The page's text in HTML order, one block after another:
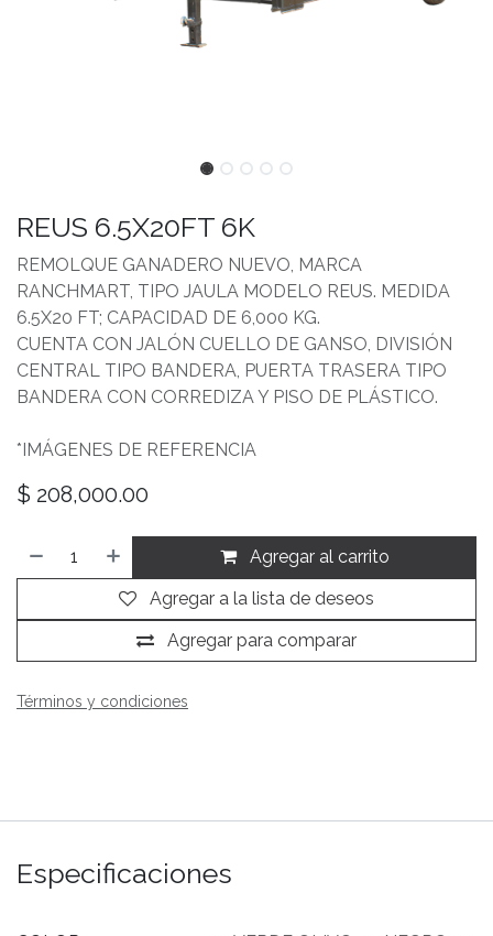
REUS 6.5X20FT 6K
REMOLQUE GANADERO NUEVO, MARCA
RANCHMART, TIPO JAULA MODELO REUS. MEDIDA
6.5X20 FT; CAPACIDAD DE 6,000 KG.
CUENTA CON JALÓN CUELLO DE GANSO, DIVISIÓN
CENTRAL TIPO BANDERA, PUERTA TRASERA TIPO
BANDERA CON CORREDIZA Y PISO DE PLÁSTICO.
*IMÁGENES DE REFERENCIA
$ 208,000.00
Agregar al carrito
Agregar para comparar
Agregar a la lista de deseos
Términos y condiciones
Especificaciones